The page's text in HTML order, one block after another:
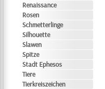
Renaissance
Rosen
Schmetterlinge
Silhouette
Slawen
Spitze
Stadt Ephesos
Tiere
Tierkreiszeichen